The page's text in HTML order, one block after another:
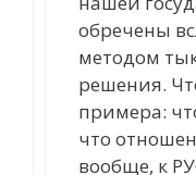
обречены
методом
решения.
примера:
что
вообще, к